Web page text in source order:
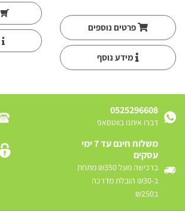
פרטים נוספים
מידע נוסף
0525296608
דברו איתנו בווטסאפ
משלוח חינם עד 7 ימי
עסקים
ברכישה מעל ₪350 מתחת
ב-₪30 הובלת מדרכה
ב₪250